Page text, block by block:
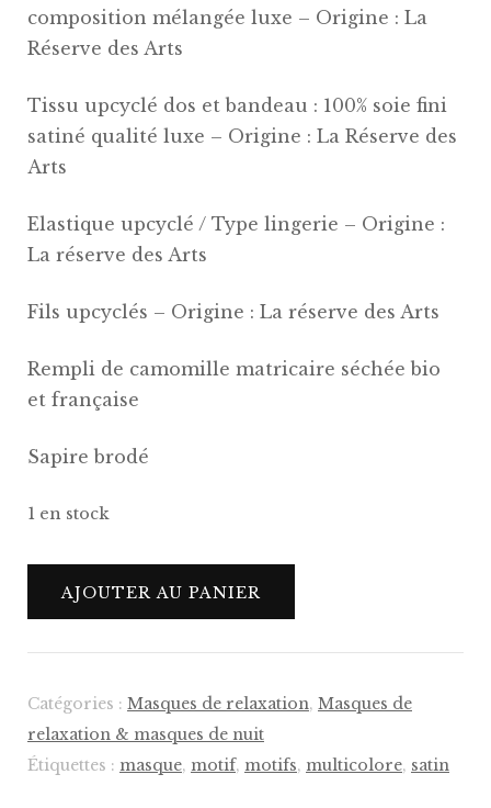
composition mélangée luxe – Origine : La
Réserve des Arts
Tissu upcyclé dos et bandeau : 100% soie fini
satiné qualité luxe – Origine : La Réserve des
Arts
Elastique upcyclé / Type lingerie – Origine :
La réserve des Arts
Fils upcyclés – Origine : La réserve des Arts
Rempli de camomille matricaire séchée bio
et française
Sapire brodé
1 en stock
quantité
de
relaxation
Susan
AJOUTER AU PANIER
Catégories : Masques de relaxation, Masques de
relaxation & masques de nuit
Étiquettes : masque, motif, motifs, multicolore, satin